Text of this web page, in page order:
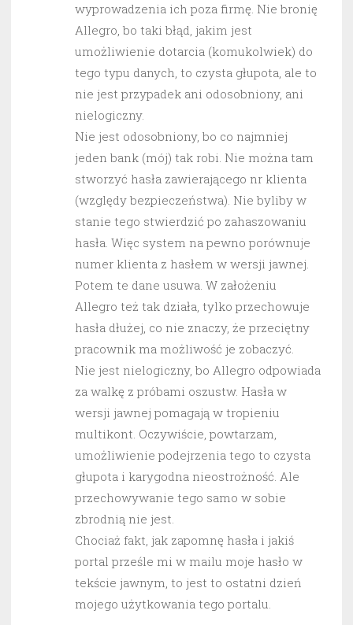
wyprowadzenia ich poza firmę. Nie bronię
Allegro, bo taki błąd, jakim jest
umożliwienie dotarcia (komukolwiek) do
tego typu danych, to czysta głupota, ale to
nie jest przypadek ani odosobniony, ani
nielogiczny.
Nie jest odosobniony, bo co najmniej
jeden bank (mój) tak robi. Nie można tam
stworzyć hasła zawierającego nr klienta
(względy bezpieczeństwa). Nie byliby w
stanie tego stwierdzić po zahaszowaniu
hasła. Więc system na pewno porównuje
numer klienta z hasłem w wersji jawnej.
Potem te dane usuwa. W założeniu
Allegro też tak działa, tylko przechowuje
hasła dłużej, co nie znaczy, że przeciętny
pracownik ma możliwość je zobaczyć.
Nie jest nielogiczny, bo Allegro odpowiada
za walkę z próbami oszustw. Hasła w
wersji jawnej pomagają w tropieniu
multikont. Oczywiście, powtarzam,
umożliwienie podejrzenia tego to czysta
głupota i karygodna nieostrożność. Ale
przechowywanie tego samo w sobie
zbrodnią nie jest.
Chociaż fakt, jak zapomnę hasła i jakiś
portal prześle mi w mailu moje hasło w
tekście jawnym, to jest to ostatni dzień
mojego użytkowania tego portalu.